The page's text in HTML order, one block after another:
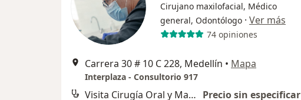
Cirujano maxilofacial, Médico
general, Odontólogo · Ver más
74 opiniones
Carrera 30 # 10 C 228, Medellín • Mapa
Interplaza - Consultorio 917
Visita Cirugía Oral y Maxilofacial Precio sin especificar